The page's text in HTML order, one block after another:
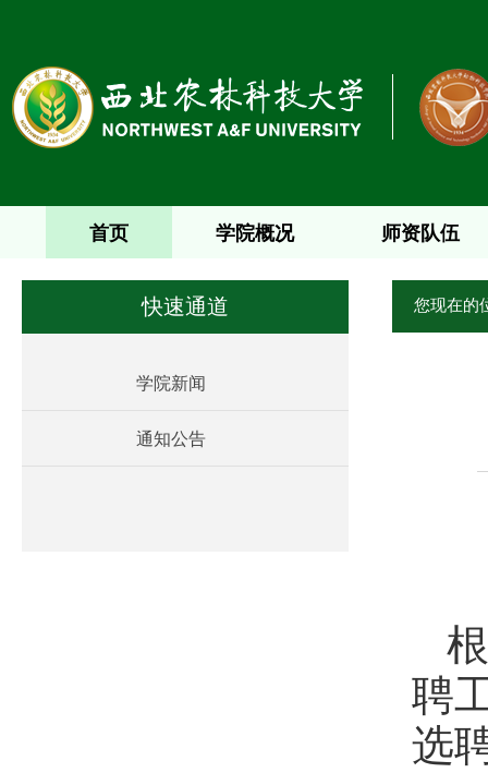
首页 学院概况 师资队伍
快速通道
学院新闻
通知公告
您现在的
聘
选